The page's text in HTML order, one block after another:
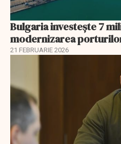
Bulgaria investește 7
modernizarea
21 FEBRUARIE 2026